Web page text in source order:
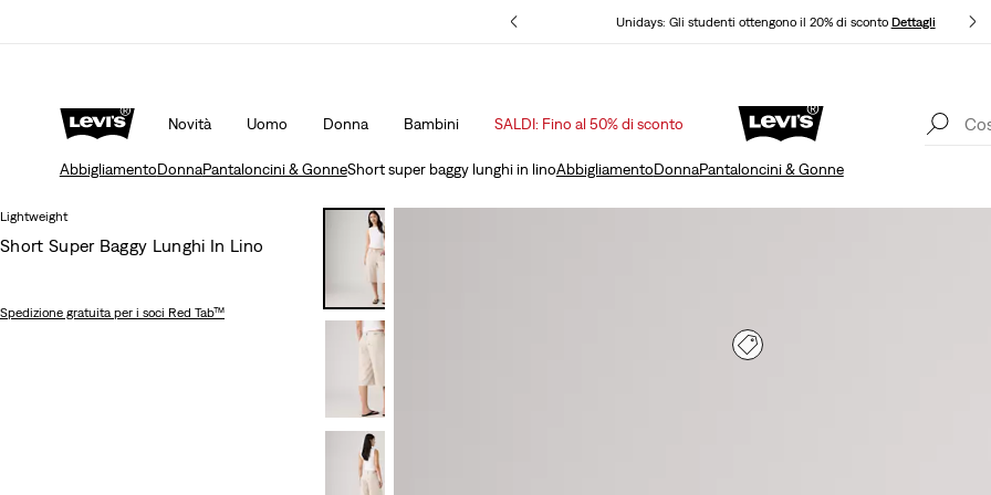
Unidays: Gli studenti ottengono il 20% di sconto Dettagli
Novità Uomo Donna Bambini SALDI: Fino al 50% di sconto
Politica di spedizione e resi Aggiornata
AbbigliamentoDonnaPantaloncini & GonneShort super baggy lunghi in linoAbbigliamentoDonnaPantaloncini & Gonne
Lightweight
Short Super Baggy Lunghi In Lino
Spedizione gratuita per i soci Red Tab™